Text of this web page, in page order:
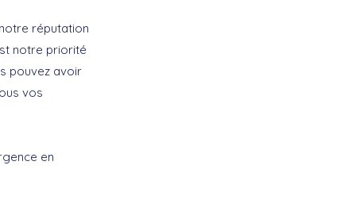
réputation
notre priorité
pouvez avoir
vos
en